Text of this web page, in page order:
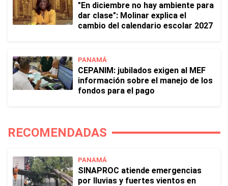
"En diciembre no hay ambiente para
dar clase": Molinar explica el
cambio del calendario escolar 2027
PANAMÁ
CEPANIM: jubilados exigen al MEF
información sobre el manejo de los
fondos para el pago
RECOMENDADAS
PANAMÁ
SINAPROC atiende emergencias
por lluvias y fuertes vientos en